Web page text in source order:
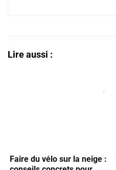
Lire aussi :
Faire du vélo sur la neige :